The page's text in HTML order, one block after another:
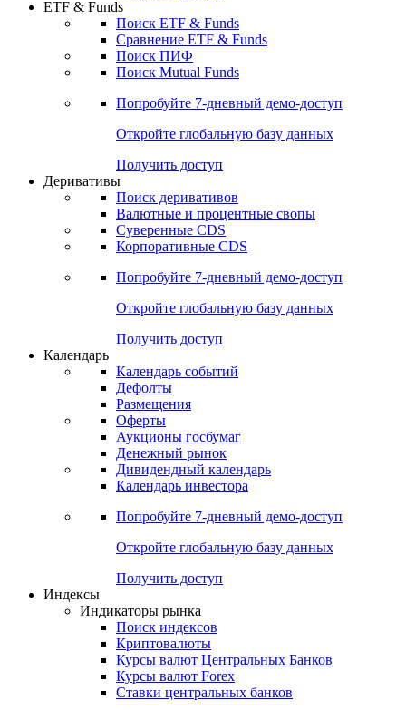
Откройте глобальную базу данных
Получить доступ
ETF & Funds
Сравнение ETF & Funds
Поиск Mutual Funds
Попробуйте7-дневный
Откройте глобальную базу данных
Получить доступ
Деривативы
Валютные и процентные свопы
Корпоративные CDS
Попробуйте7-дневный
Откройте глобальную базу данных
Получить доступ
Календарь
Календарь событий
Дефолты
Размещения
Оферты
Денежный рынок
Календарь инвестора
Попробуйте7-дневный
Откройте глобальную базу данных
Получить доступ
Индикаторы рынка
Поиск индексов